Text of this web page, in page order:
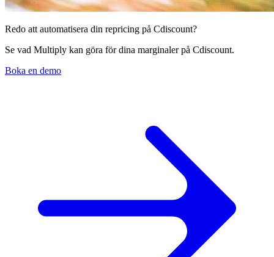
Redo att automatisera din repricing på Cdiscount?
Se vad Multiply kan göra för dina marginaler på Cdiscount.
Boka en demo